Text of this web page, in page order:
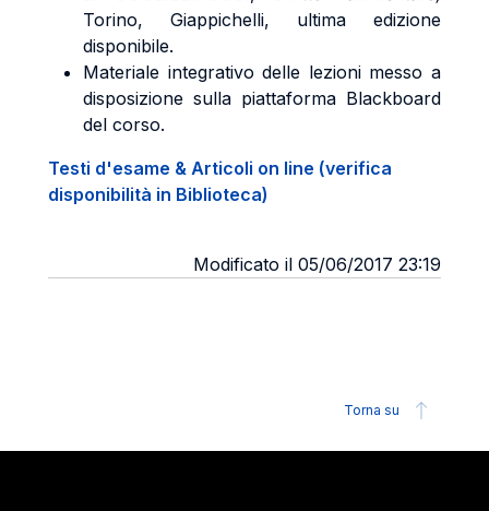
Torino, Giappichelli, ultima edizione
disponibile.
Materiale integrativo delle lezioni messo a
disposizione sulla piattaforma Blackboard
del corso.
Testi d'esame & Articoli on line (verifica
disponibilità in Biblioteca)
Modificato il 05/06/2017 23:19
Torna su